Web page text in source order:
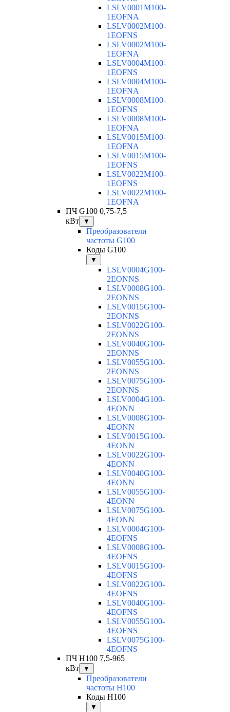
LSLV0001M100-
1EOFNA
LSLV0002M100-
1EOFNS
LSLV0002M100-
1EOFNA
LSLV0004M100-
1EOFNS
LSLV0004M100-
1EOFNA
LSLV0008M100-
1EOFNS
LSLV0008M100-
1EOFNA
LSLV0015M100-
1EOFNA
LSLV0015M100-
1EOFNS
LSLV0022M100-
1EOFNS
LSLV0022M100-
1EOFNA
ПЧ G100 0,75-7,5
кВт
▼
Преобразователи
частоты G100
Коды G100
▼
LSLV0004G100-
2EONNS
LSLV0008G100-
2EONNS
LSLV0015G100-
2EONNS
LSLV0022G100-
2EONNS
LSLV0040G100-
2EONNS
LSLV0055G100-
2EONNS
LSLV0075G100-
2EONNS
LSLV0004G100-
4EONN
LSLV0008G100-
4EONN
LSLV0015G100-
4EONN
LSLV0022G100-
4EONN
LSLV0040G100-
4EONN
LSLV0055G100-
4EONN
LSLV0075G100-
4EONN
LSLV0004G100-
4EOFNS
LSLV0008G100-
4EOFNS
LSLV0015G100-
4EOFNS
LSLV0022G100-
4EOFNS
LSLV0040G100-
4EOFNS
LSLV0055G100-
4EOFNS
LSLV0075G100-
4EOFNS
ПЧ H100 7,5-965
кВт
▼
Преобразователи
частоты H100
Коды H100
▼